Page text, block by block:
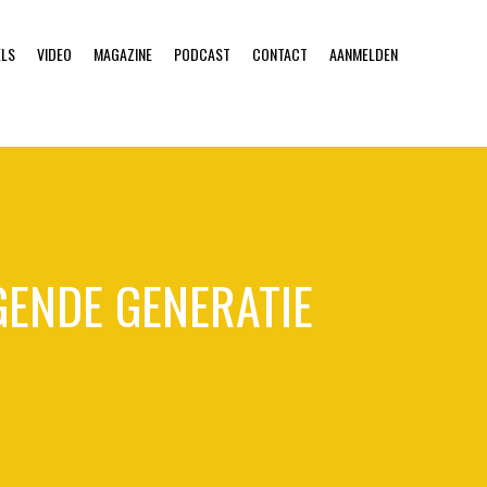
VIDEO MAGAZINE PODCAST CONTACT AANMELDEN
GENERATIE